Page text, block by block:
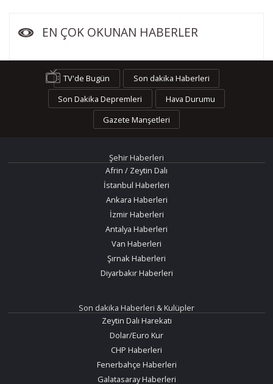
EN ÇOK OKUNAN HABERLER
TV'de Bugün
Son dakika Haberleri
Son Dakika Depremleri
Hava Durumu
Gazete Manşetleri
Şehir Haberleri
Afrin / Zeytin Dalı
İstanbul Haberleri
Ankara Haberleri
İzmir Haberleri
Antalya Haberleri
Van Haberleri
Şırnak Haberleri
Diyarbakır Haberleri
Son dakika Haberleri & Kulüpler
Zeytin Dalı Harekatı
Dolar/Euro Kur
CHP Haberleri
Fenerbahçe Haberleri
Galatasaray Haberleri